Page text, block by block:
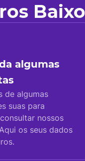
algumas
de algumas
suas para
nossos
os seus dados